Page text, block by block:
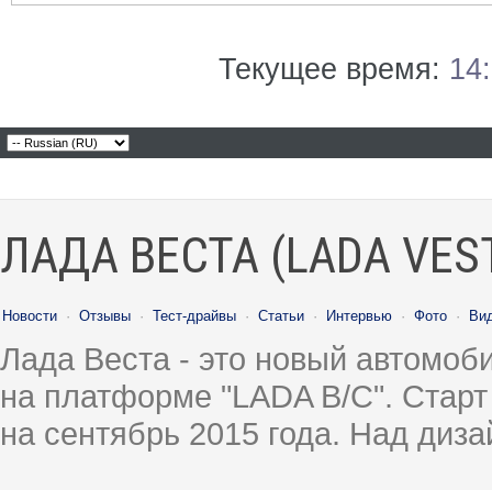
Текущее время:
ЛАДА ВЕСТА (LADA
Новости · Отзывы · Тест-драйвы · Статьи · Интервью · Фото ·
Лада Веста - это новый
на платформе "LADA B/C".
на сентябрь 2015 года. Над